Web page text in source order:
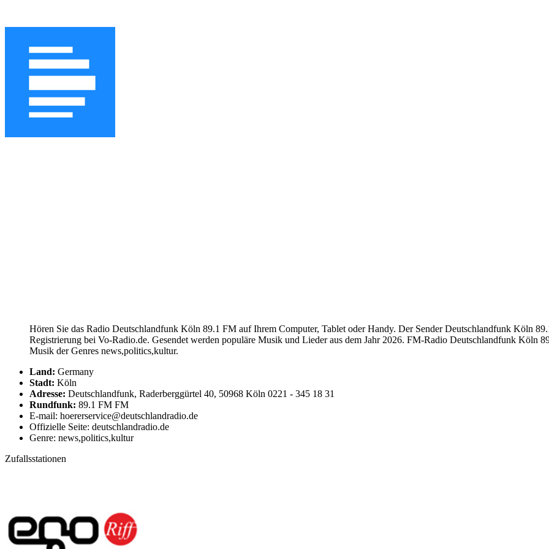
Hören Sie das Radio Deutschlandfunk Köln 89.1 FM auf Ihrem Computer, Tablet oder Handy. Der Sender Deutschlandfunk Köln
Registrierung bei Vo-Radio.de. Gesendet werden populäre Musik und Lieder aus dem Jahr 2026. FM-Radio Deutschlandfunk Köln
Musik der Genres news,politics,kultur.
Land: Germany
Stadt: Köln
Adresse: Deutschlandfunk, Raderberggürtel 40, 50968 Köln 0221 - 345 18 31
Rundfunk: 89.1 FM FM
E-mail: hoererservice@deutschlandradio.de
Offizielle Seite: deutschlandradio.de
Genre: news,politics,kultur
Zufallsstationen